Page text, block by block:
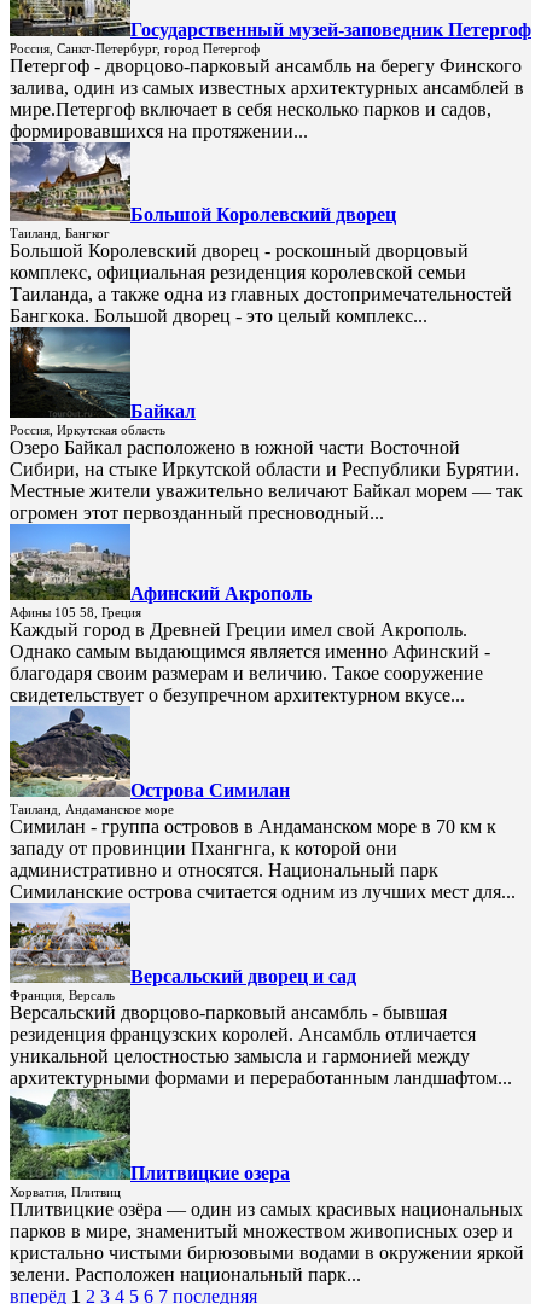
Государственный музей-заповедник Петергоф
Россия, Санкт-Петербург, город Петергоф
Петергоф - дворцово-парковый ансамбль на берегу Финского
залива, один из самых известных архитектурных ансамблей в
мире.Петергоф включает в себя несколько парков и садов,
формировавшихся на протяжении...
Большой Королевский дворец
Таиланд, Бангког
Большой Королевский дворец - роскошный дворцовый
комплекс, официальная резиденция королевской семьи
Таиланда, а также одна из главных достопримечательностей
Бангкока. Большой дворец - это целый комплекс...
Байкал
Россия, Иркутская область
Озеро Байкал расположено в южной части Восточной
Сибири, на стыке Иркутской области и Республики Бурятии.
Местные жители уважительно величают Байкал морем — так
огромен этот первозданный пресноводный...
Афинский Акрополь
Афины 105 58, Греция
Каждый город в Древней Греции имел свой Акрополь.
Однако самым выдающимся является именно Афинский -
благодаря своим размерам и величию. Такое сооружение
свидетельствует о безупречном архитектурном вкусе...
Острова Симилан
Таиланд, Андаманское море
Симилан - группа островов в Андаманском море в 70 км к
западу от провинции Пхангнга, к которой они
административно и относятся. Национальный парк
Симиланские острова считается одним из лучших мест для...
Версальский дворец и сад
Франция, Версаль
Версальский дворцово-парковый ансамбль - бывшая
резиденция французских королей. Ансамбль отличается
уникальной целостностью замысла и гармонией между
архитектурными формами и переработанным ландшафтом...
Плитвицкие озера
Хорватия, Плитвиц
Плитвицкие озёра — один из самых красивых национальных
парков в мире, знаменитый множеством живописных озер и
кристально чистыми бирюзовыми водами в окружении яркой
зелени. Расположен национальный парк...
вперёд 1 2 3 4 5 6 7 последняя